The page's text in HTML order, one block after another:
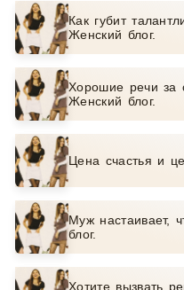
Как губит
Женский блог.
Хорошие речи за
Женский блог.
Цена счастья и
Муж настаивает,
блог.
Хотите вызвать